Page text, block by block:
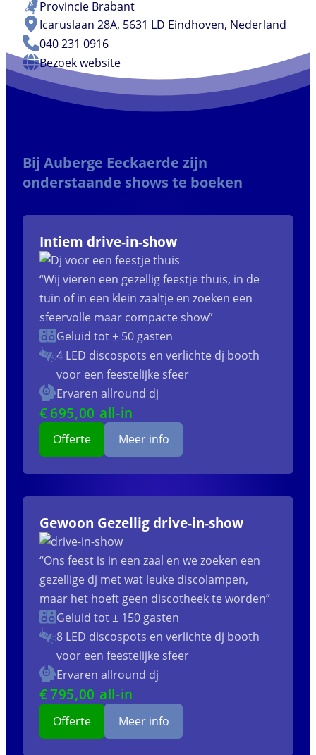
Provincie Brabant
Icaruslaan 28A, 5631 LD Eindhoven, Nederland
040 231 0916
Bezoek website
Bij Auberge Eeckaerde zijn
onderstaande shows te boeken
Intiem drive-in-show
“Wij vieren een gezellig feestje thuis, in de
tuin of in een klein zaaltje en zoeken een
sfeervolle maar compacte show”
Geluid tot ± 50 gasten
4 LED discospots en verlichte dj booth
voor een feestelijke sfeer
Ervaren allround dj
€ 695,00 all-in
Offerte Meer info
Gewoon Gezellig drive-in-show
“Ons feest is in een zaal en we zoeken een
gezellige dj met wat leuke discolampen,
maar het hoeft geen discotheek te worden”
Geluid tot ± 150 gasten
8 LED discospots en verlichte dj booth
voor een feestelijke sfeer
Ervaren allround dj
€795,00 all-in
Offerte Meer info